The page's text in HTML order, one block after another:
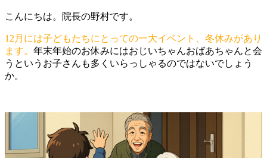
こんにちは。院長の野村です。
12月には子どもたちにとっての一大イベント、冬休みがあり
ます。 年末年始のお休みにはおじいちゃんおばあちゃんと会
うというお子さんも多くいらっしゃるのではないでしょう
か。